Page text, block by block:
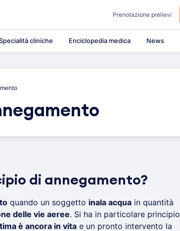
Prenotazione prelievi
cliniche Enciclopedia medica News
di annegamento?
quando un soggetto inala acquain quantità
delle vie aeree. Si ha in particolare principio
è ancora in vitae un pronto intervento la